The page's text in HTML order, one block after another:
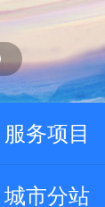
服务项目
城市分站